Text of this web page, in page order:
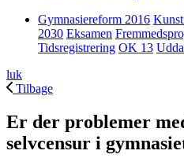
Gymnasiereform 2016
2030 Eksamen
Tidsregistrering OK 13
luk
Tilbage
Er der problemer
selvcensur i